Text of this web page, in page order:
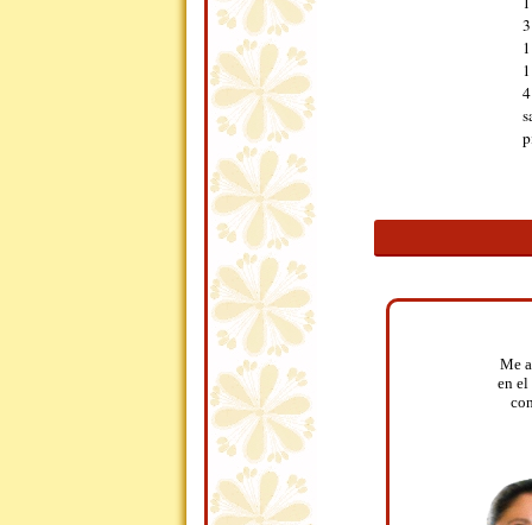
Me
en el